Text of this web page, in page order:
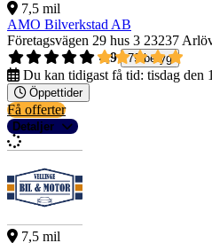
7,5 mil
AMO Bilverkstad AB
Företagsvägen 29 hus 3 23237
4,9
79 betyg
Du kan tidigast få tid: tisdag den
Öppettider
Få offerter
Detaljer
7,5 mil